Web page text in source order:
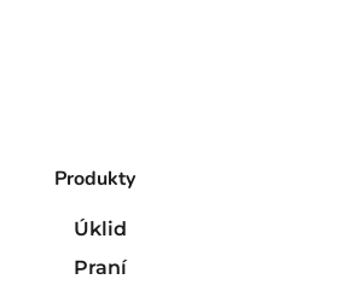
Produkty
Úklid
Praní